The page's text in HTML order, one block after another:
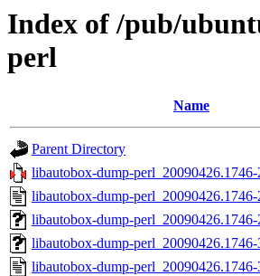
Index of /pub/
perl
Name
Parent Directory
libautobox-dump-perl_20090426.1746-
libautobox-dump-perl_20090426.1746-
libautobox-dump-
libautobox-dump-perl_20090426.1746-
libautobox-dump-perl_20090426.1746-